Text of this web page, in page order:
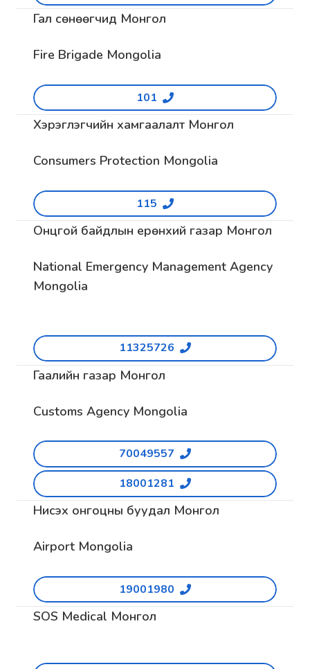
Гал сөнөөгчид Монгол
Fire Brigade Mongolia
101
Хэрэглэгчийн хамгаалалт Монгол
Consumers Protection Mongolia
115
Онцгой байдлын ерөнхий газар Монгол
National Emergency Management Agency
Mongolia
11325726
Гаалийн газар Монгол
Customs Agency Mongolia
70049557
18001281
Нисэх онгоцны буудал Монгол
Airport Mongolia
19001980
SOS Medical Монгол